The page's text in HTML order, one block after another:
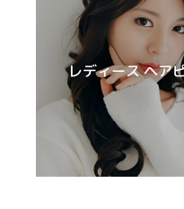
レディース ヘア